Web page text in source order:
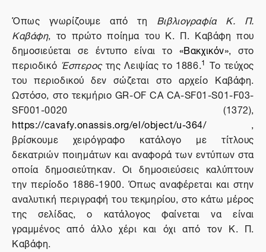
Όπως γνωρίζουμε από τη Βιβλιογραφία Κ. Π.
Καβάφη, το πρώτο ποίημα του Κ. Π. Καβάφη που
δημοσιεύεται σε έντυπο είναι το «Βακχικόν», στο
περιοδικό Έσπεροςτης Λειψίας το 1886.1 Το τεύχος
του περιοδικού δεν σώζεται στο αρχείο Καβάφη.
Ωστόσο, στο τεκμήριο GR-OF CA CA-SF01-S01-F03-
SF001-0020 (1372),
https://cavafy.onassis.org/el/object/u-364/
,
βρίσκουμε χειρόγραφο κατάλογο με τίτλους
δεκατριών ποιημάτων και αναφορά των εντύπων στα
οποία δημοσιεύτηκαν. Οι δημοσιεύσεις καλύπτουν
την περίοδο 1886-1900. Όπως αναφέρεται και στην
αναλυτική περιγραφή του τεκμηρίου, στο κάτω μέρος
της σελίδας, ο κατάλογος φαίνεται να είναι
γραμμένος από άλλο χέρι και όχι από τον Κ. Π.
Καβάφη.